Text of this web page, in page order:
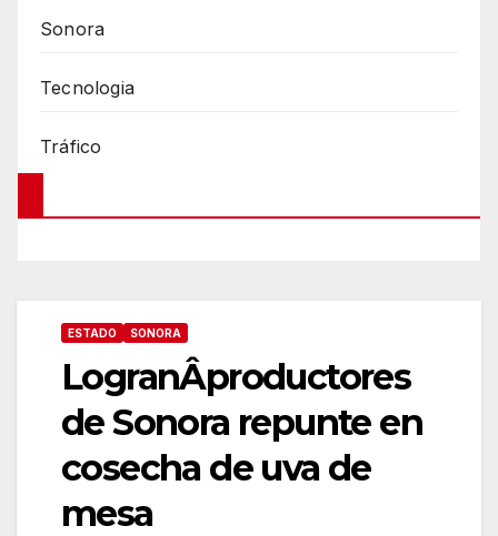
Sonora
Tecnologia
Tráfico
ESTADO SONORA
LogranÂproductores
de Sonora repunte en
cosecha de uva de
mesa